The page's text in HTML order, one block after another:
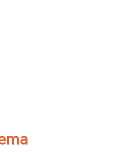
en el país